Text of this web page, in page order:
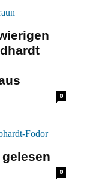
0
0